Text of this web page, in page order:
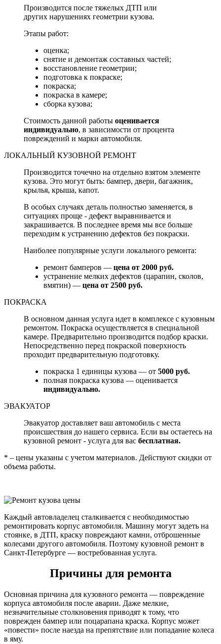
Производится после тяжелых ДТП или
других нарушениях геометрии кузова.
Этапы работ:
оценка;
снятие и демонтаж составных частей;
восстановление геометрии;
подготовка к покраске;
покраска;
покраска в камере;
сборка кузова;
Стоимость данной работы оценивается
индивидуально, в зависимости от процента
повреждений и марки автомобиля.
ЛОКАЛЬНЫЙ КУЗОВНОЙ РЕМОНТ
Производится точечно на отдельно взятом элементе
кузова. Это могут быть: бампер, двери, багажник,
крылья, крыша, капот.
В особых случаях деталь полностью заменяется, в
ситуациях проще - дефект выравнивается и
закрашивается. В последнее время мы все больше
переходим к устранению дефектов без покраски.
Наиболее популярные услуги локального ремонта:
ремонт бамперов — цена от 2000 руб.
устранение мелких дефектов (царапин, сколов,
вмятин) — цена от 2500 руб.
ПОКРАСКА
В основном данная услуга идет в комплексе с кузовным
ремонтом. Покраска осуществляется в специальной
камере. Предварительно производится подбор краски.
Непосредственно перед покраской поверхность
проходит предварительную подготовку.
покраска 1 единицы кузова — от 5000 руб.
полная покраска кузова — оценивается
индивидуально.
ЭВАКУАТОР
Эвакуатор доставляет ваш автомобиль с места
происшествия до нашего сервиса. Если вы остаетесь на
кузовной ремонт - услуга для вас бесплатная.
* – цены указаны с учетом материалов. Действуют скидки от
объема работы.
Каждый автовладелец сталкивается с необходимостью
ремонтировать корпус автомобиля. Машину могут задеть на
стоянке, в ДТП, краску повреждают камни, отброшенные
колесами другого автомобиля. Поэтому кузовной ремонт в
Санкт-Петербурге — востребованная услуга.
Причины для ремонта
Основная причина для кузовного ремонта — повреждение
корпуса автомобиля после аварии. Даже мелкие,
незначительные столкновения приводят к тому, что
поврежден бампер или поцарапана краска. Корпус может
«повести» после наезда на препятствие или попадание колеса
в яму.